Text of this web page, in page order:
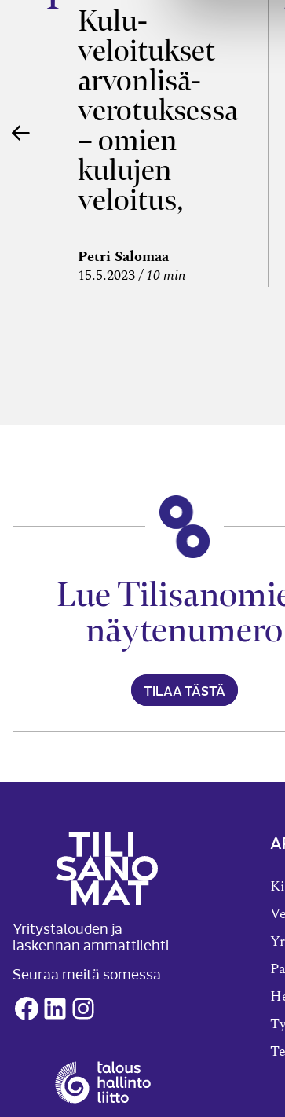
Kulu­
veloitukset
arvon­lisä­
verotuksessa
– omien
kulujen
veloitus,
edelleen­
veloitus ja
Petri Salomaa
15.5.2023 10 min
Lue
näytenumero
TILAA TÄSTÄ
Yritystalouden ja
laskennan ammattilehti
Seuraa meitä somessa
Facebook
LinkedInInstagram